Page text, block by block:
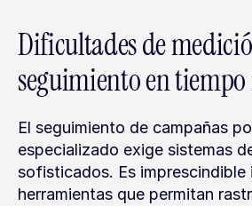
Dificultades de
seguimiento en
El seguimiento de campañas
especializado exige sistemas
sofisticados. Es imprescindible
herramientas que permitan